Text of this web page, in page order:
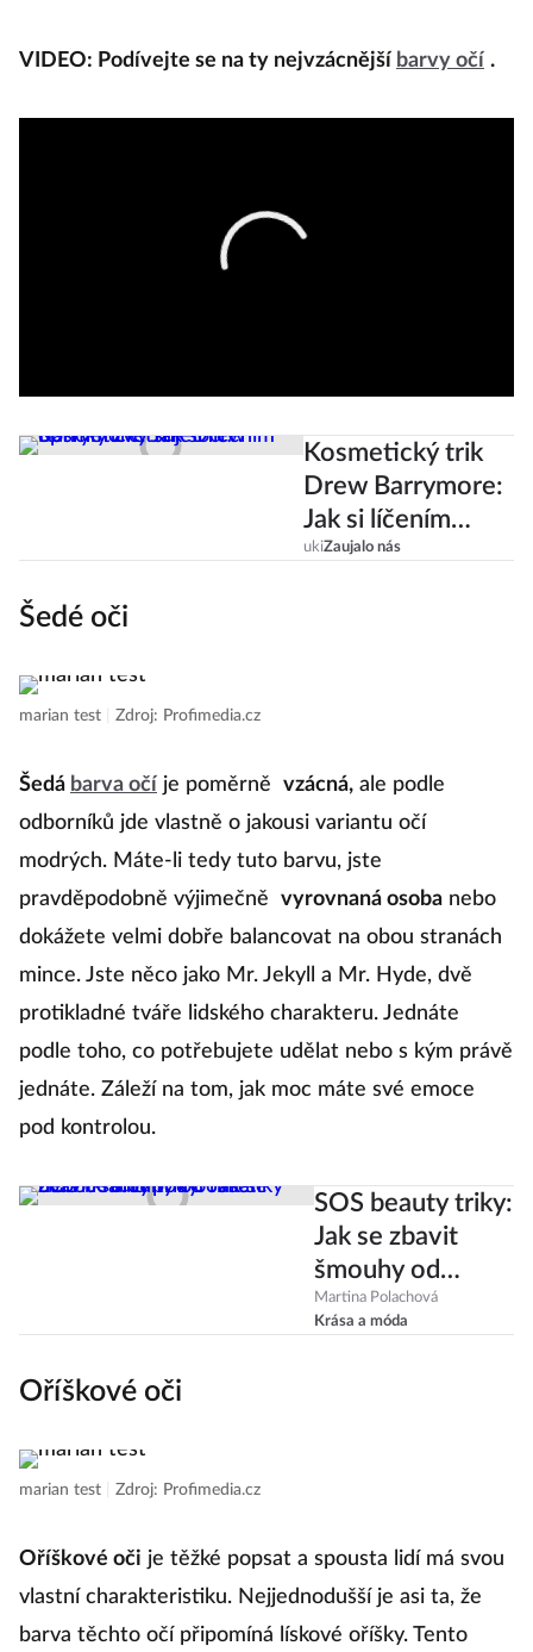
VIDEO: Podívejte se na ty nejvzácnější barvy očí .
Kosmetický trik
Drew Barrymore:
Jak si líčením
opticky zvětšuje
ukiZaujalo nás
Šedé oči
marian test Zdroj: Profimedia.cz
Šedá barva očí je poměrně vzácná,ale podle
odborníků jde vlastně o jakousi variantu očí
modrých. Máte-li tedy tuto barvu, jste
pravděpodobně výjimečně
vyrovnaná osobanebo
dokážete velmi dobře balancovat na obou stranách
mince. Jste něco jako Mr. Jekyll a Mr. Hyde, dvě
protikladné tváře lidského charakteru. Jednáte
podle toho, co potřebujete udělat nebo s kým právě
jednáte. Záleží na tom, jak moc máte své emoce
pod kontrolou.
SOS beauty triky:
Jak se zbavit
šmouhy od
řasenky nebo
kruhů pod
Martina Polachová
Krása a móda
Oříškové oči
marian test Zdroj: Profimedia.cz
Oříškové oči je těžké popsat a spousta lidí má svou
vlastní charakteristiku. Nejjednodušší je asi ta, že
barva těchto očí připomíná lískové oříšky. Tento